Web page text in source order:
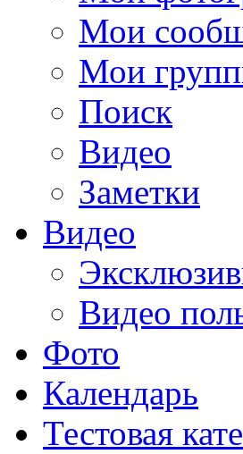
Мои
Мои
Поиск
Видео
Заметки
Видео
Видео
Фото
Календарь
Тестовая